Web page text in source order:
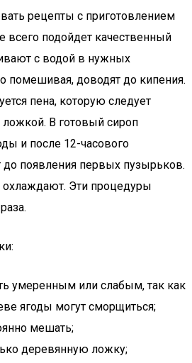
рецепты с приготовлением
всего подойдет качественный
с водой в нужных
помешивая, доводят до кипения.
пена, которую следует
В готовый сироп
и после 12-часового
до появления первых пузырьков.
охлаждают. Эти процедуры
умеренным или слабым, так как
ягоды могут сморщиться;
мешать;
деревянную ложку;